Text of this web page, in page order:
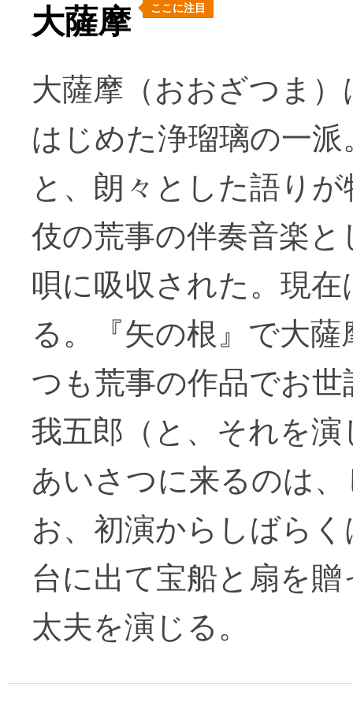
大薩摩 ここに注目
大薩摩（おおざつま
はじめた浄瑠璃の一
と、朗々とした語り
伎の荒事の伴奏音楽
唄に吸収された。現
る。『矢の根』で大
つも荒事の作品でお
我五郎（と、それを
あいさつに来るのは
お、初演からしばら
台に出て宝船と扇を
太夫を演じる。